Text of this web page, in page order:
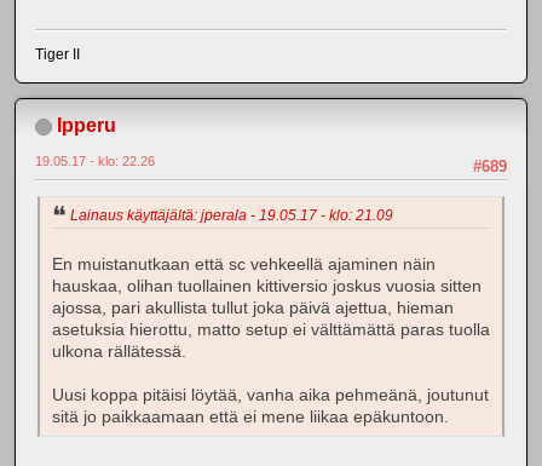
Tiger II
Ipperu
#689
19.05.17 - klo: 22.26
Lainaus käyttäjältä: jperala - 19.05.17 - klo: 21.09
En muistanutkaan että sc vehkeellä ajaminen näin
hauskaa, olihan tuollainen kittiversio joskus vuosia sitten
ajossa, pari akullista tullut joka päivä ajettua, hieman
asetuksia hierottu, matto setup ei välttämättä paras tuolla
ulkona rällätessä.
Uusi koppa pitäisi löytää, vanha aika pehmeänä, joutunut
sitä jo paikkaamaan että ei mene liikaa epäkuntoon.